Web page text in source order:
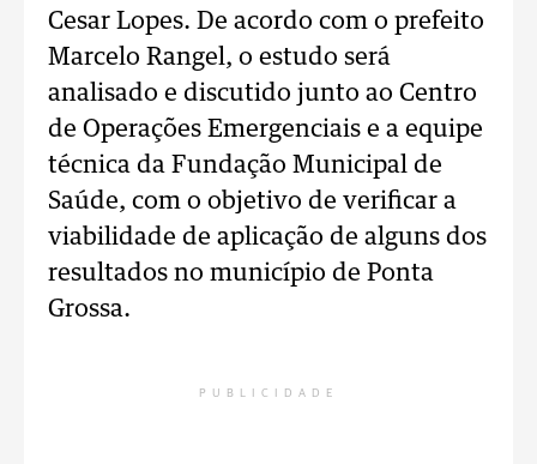
Cesar Lopes. De acordo com o prefeito
Marcelo Rangel, o estudo será
analisado e discutido junto ao Centro
de Operações Emergenciais e a equipe
técnica da Fundação Municipal de
Saúde, com o objetivo de verificar a
viabilidade de aplicação de alguns dos
resultados no município de Ponta
Grossa.
PUBLICIDADE